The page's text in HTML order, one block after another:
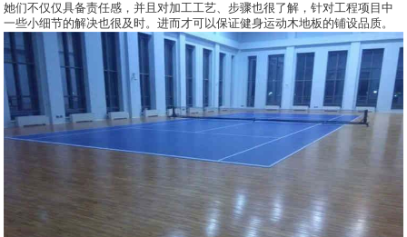
她们不仅仅具备责任感，并且对加工工艺、步骤也很了解，针对工程项目中
一些小细节的解决也很及时。进而才可以保证健身运动木地板的铺设品质。